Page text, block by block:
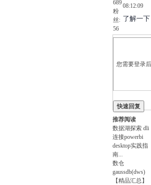
689
粉
丝:
56
08:12:09
了解一下
您需要登录
快速回复
推荐阅读
数据湖探索 dli
连接powerbi
desktop实践指
南...
数仓
gaussdb(dws)
【精品汇总】